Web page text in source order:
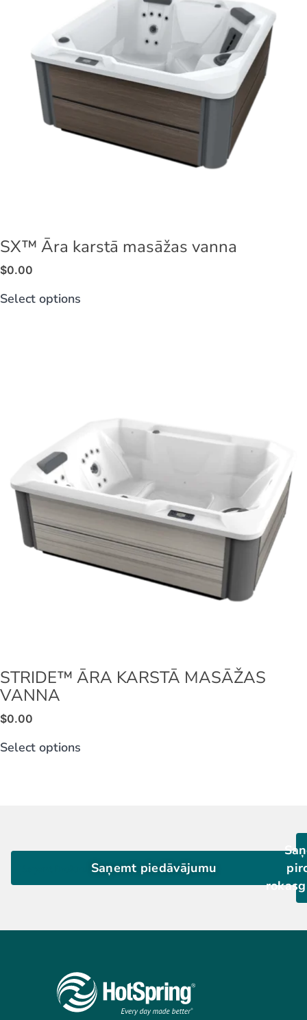
SX™ Āra karstā masāžas vanna
$0.00
Select options
STRIDE™ ĀRA KARSTĀ MASĀŽAS
VANNA
$0.00
Select options
Saņemt piedāvājumu